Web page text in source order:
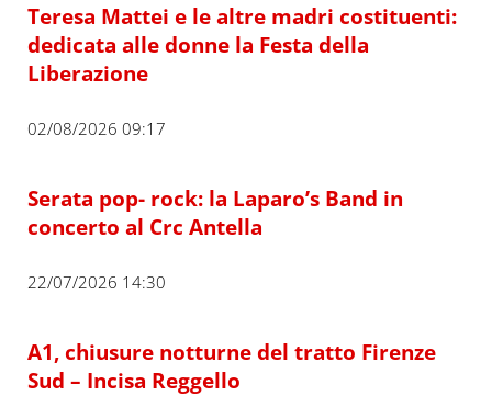
Teresa Mattei e le altre madri costituenti:
dedicata alle donne la Festa della
Liberazione
02/08/2026 09:17
Serata pop- rock: la Laparo’s Band in
concerto al Crc Antella
22/07/2026 14:30
A1, chiusure notturne del tratto Firenze
Sud – Incisa Reggello